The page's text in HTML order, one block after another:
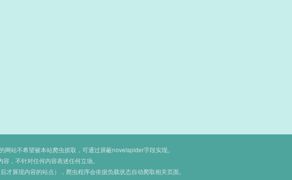
站不希望被本站爬虫抓取，可通过屏蔽novelspider字段实现。
，不针对任何内容表述任何立场。
展现内容的站点），爬虫程序会依据负载状态自动爬取相关页面。